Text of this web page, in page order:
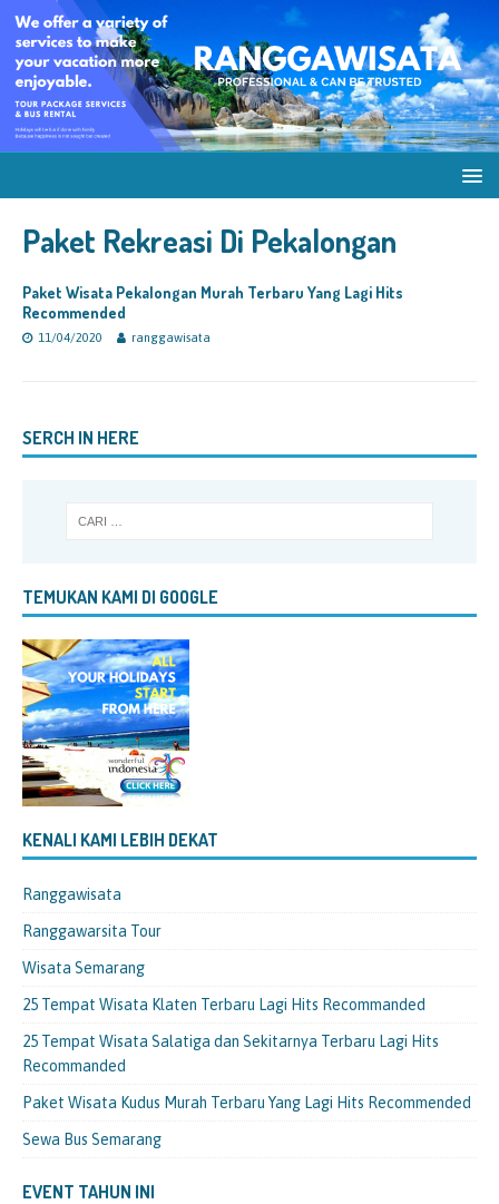
Paket Rekreasi Di Pekalongan
Paket Wisata Pekalongan Murah Terbaru Yang Lagi Hits
Recommended
11/04/2020 ranggawisata
SERCH IN HERE
TEMUKAN KAMI DI GOOGLE
KENALI KAMI LEBIH DEKAT
Ranggawisata
Ranggawarsita Tour
Wisata Semarang
25 Tempat Wisata Klaten Terbaru Lagi Hits Recommanded
25 Tempat Wisata Salatiga dan Sekitarnya Terbaru Lagi Hits
Recommanded
Paket Wisata Kudus Murah Terbaru Yang Lagi Hits Recommended
Sewa Bus Semarang
EVENT TAHUN INI